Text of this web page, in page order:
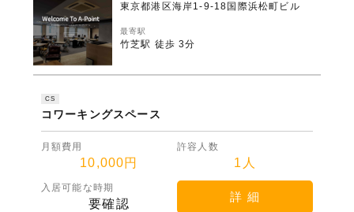
東京都港区海岸1-9-18国際浜松町ビル
最寄駅
竹芝駅 徒歩 3分
CS
コワーキングスペース
月額費用
10,000円
許容人数
1人
入居可能な時期
要確認
詳 細